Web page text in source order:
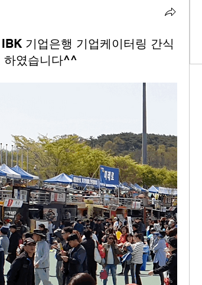
기업은행 기업케이터링 간식
하였습니다^^